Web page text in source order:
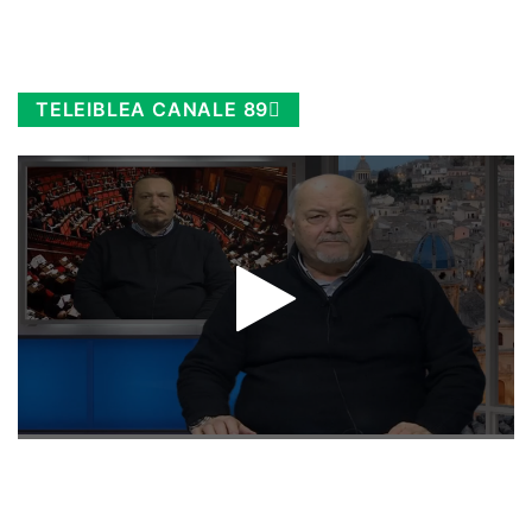
TELEIBLEA CANALE 89